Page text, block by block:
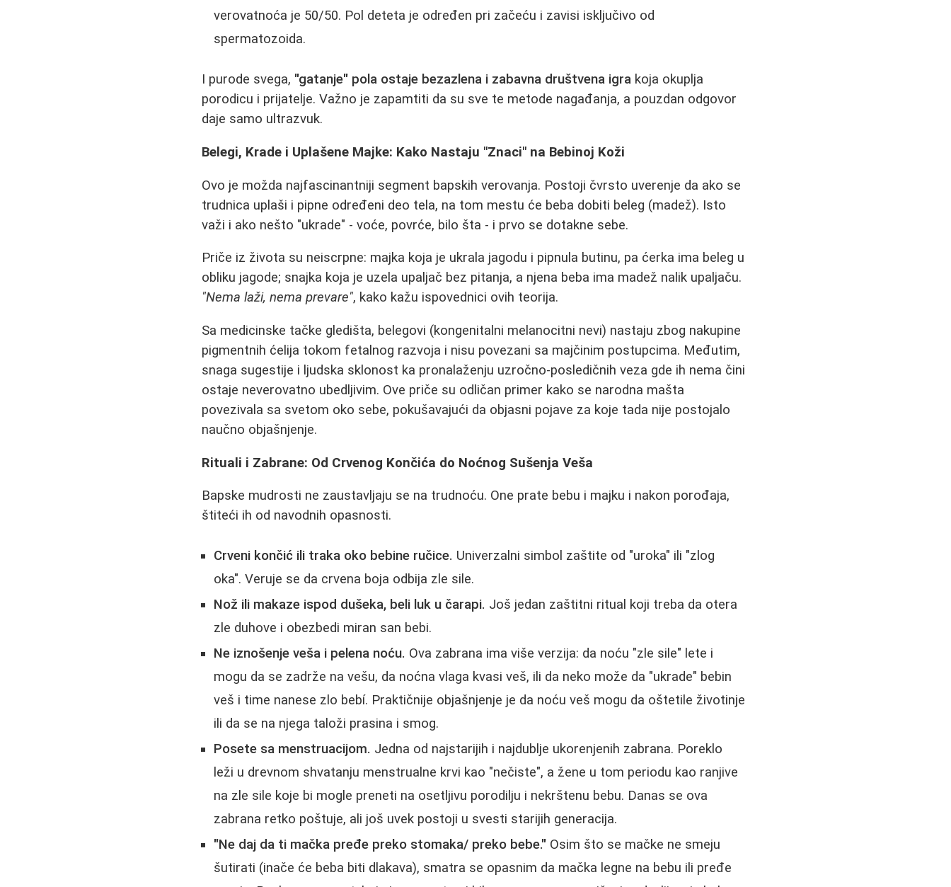
verovatnoća je 50/50. Pol deteta je određen pri začeću i zavisi isključivo od
spermatozoida.
I purode svega, "gatanje" pola ostaje bezazlena i zabavna društvena igra koja okuplja
porodicu i prijatelje. Važno je zapamtiti da su sve te metode nagađanja, a pouzdan odgovor
daje samo ultrazvuk.
Belegi, Krade i Uplašene Majke: Kako Nastaju "Znaci" na Bebinoj Koži
Ovo je možda najfascinantniji segment bapskih verovanja. Postoji čvrsto uverenje da ako se
trudnica uplaši i pipne određeni deo tela, na tom mestu će beba dobiti beleg (madež). Isto
važi i ako nešto "ukrade" - voće, povrće, bilo šta - i prvo se dotakne sebe.
Priče iz života su neiscrpne: majka koja je ukrala jagodu i pipnula butinu, pa ćerka ima beleg u
obliku jagode; snajka koja je uzela upaljač bez pitanja, a njena beba ima madež nalik upaljaču.
"Nema laži, nema prevare", kako kažu ispovednici ovih teorija.
Sa medicinske tačke gledišta, belegovi (kongenitalni melanocitni nevi) nastaju zbog nakupine
pigmentnih ćelija tokom fetalnog razvoja i nisu povezani sa majčinim postupcima. Međutim,
snaga sugestije i ljudska sklonost ka pronalaženju uzročno-posledičnih veza gde ih nema čini
ostaje neverovatno ubedljivim. Ove priče su odličan primer kako se narodna mašta
povezivala sa svetom oko sebe, pokušavajući da objasni pojave za koje tada nije postojalo
naučno objašnjenje.
Rituali i Zabrane: Od Crvenog Končića do Noćnog Sušenja Veša
Bapske mudrosti ne zaustavljaju se na trudnoću. One prate bebu i majku i nakon porođaja,
štiteći ih od navodnih opasnosti.
Crveni končić ili traka oko bebine ručice. Univerzalni simbol zaštite od "uroka" ili "zlog
oka". Veruje se da crvena boja odbija zle sile.
Nož ili makaze ispod dušeka, beli luk u čarapi. Još jedan zaštitni ritual koji treba da otera
zle duhove i obezbedi miran san bebi.
Ne iznošenje veša i pelena noću. Ova zabrana ima više verzija: da noću "zle sile" lete i
mogu da se zadrže na vešu, da noćna vlaga kvasi veš, ili da neko može da "ukrade" bebin
veš i time nanese zlo bebí. Praktičnije objašnjenje je da noću veš mogu da oštetile životinje
ili da se na njega taloži prasina i smog.
Posete sa menstruacijom. Jedna od najstarijih i najdublje ukorenjenih zabrana. Poreklo
leži u drevnom shvatanju menstrualne krvi kao "nečiste", a žene u tom periodu kao ranjive
na zle sile koje bi mogle preneti na osetljivu porodilju i nekrštenu bebu. Danas se ova
zabrana retko poštuje, ali još uvek postoji u svesti starijih generacija.
"Ne daj da ti mačka pređe preko stomaka/ preko bebe." Osim što se mačke ne smeju
šutirati (inače će beba biti dlakava), smatra se opasnim da mačka legne na bebu ili pređe